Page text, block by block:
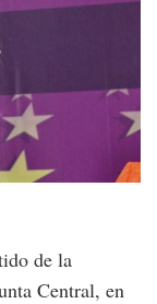
de la
Central, en